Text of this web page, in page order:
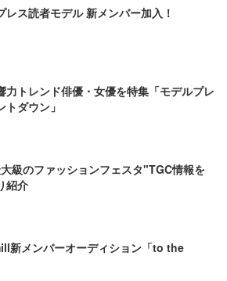
レス読者モデル 新メンバー加入！
力トレンド俳優・女優を特集「モデルプレ
トダウン」
級のファッションフェスタ"TGC情報を
紹介
新メンバーオーディション「to the